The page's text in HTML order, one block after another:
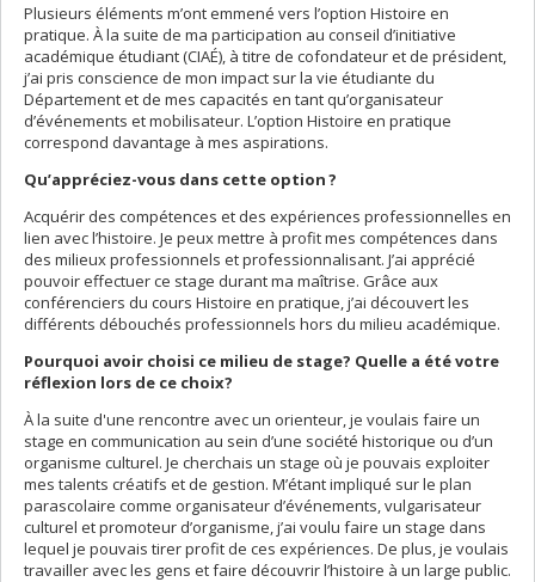
Plusieurs éléments m’ont emmené vers l’option Histoire en
pratique. À la suite de ma participation au conseil d’initiative
académique étudiant (CIAÉ), à titre de cofondateur et de président,
j’ai pris conscience de mon impact sur la vie étudiante du
Département et de mes capacités en tant qu’organisateur
d’événements et mobilisateur. L’option Histoire en pratique
correspond davantage à mes aspirations.
Qu’appréciez-vous dans cette option ?
Acquérir des compétences et des expériences professionnelles en
lien avec l’histoire. Je peux mettre à profit mes compétences dans
des milieux professionnels et professionnalisant. J’ai apprécié
pouvoir effectuer ce stage durant ma maîtrise. Grâce aux
conférenciers du cours Histoire en pratique, j’ai découvert les
différents débouchés professionnels hors du milieu académique.
Pourquoi avoir choisi ce milieu de stage? Quelle a été votre
réflexion lors de ce choix?
À la suite d'une rencontre avec un orienteur, je voulais faire un
stage en communication au sein d’une société historique ou d’un
organisme culturel. Je cherchais un stage où je pouvais exploiter
mes talents créatifs et de gestion. M’étant impliqué sur le plan
parascolaire comme organisateur d’événements, vulgarisateur
culturel et promoteur d’organisme, j’ai voulu faire un stage dans
lequel je pouvais tirer profit de ces expériences. De plus, je voulais
travailler avec les gens et faire découvrir l’histoire à un large public.